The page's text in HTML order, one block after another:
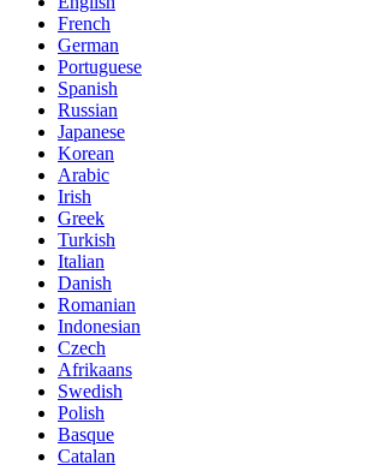
French
German
Portuguese
Spanish
Russian
Japanese
Korean
Arabic
Irish
Greek
Turkish
Italian
Danish
Romanian
Indonesian
Czech
Afrikaans
Swedish
Polish
Basque
Catalan